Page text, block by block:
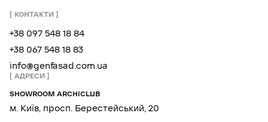
КОНТАКТИ
+38 097 548 18 84
+38 067 548 18 83
info@genfasad.com.ua
АДРЕСИ
SHOWROOM ARCHICLUB
м. Київ, просп. Берестейський, 20